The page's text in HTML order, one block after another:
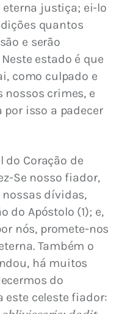
justiça; ei-lo
quantos
e serão
estado é que
como culpado e
nossos crimes, e
por isso a padecer
do Coração de
Se nosso fiador,
dívidas,
do Apóstolo (1); e,
nós, promete-nos
Também o
há muitos
do
este celeste fiador: